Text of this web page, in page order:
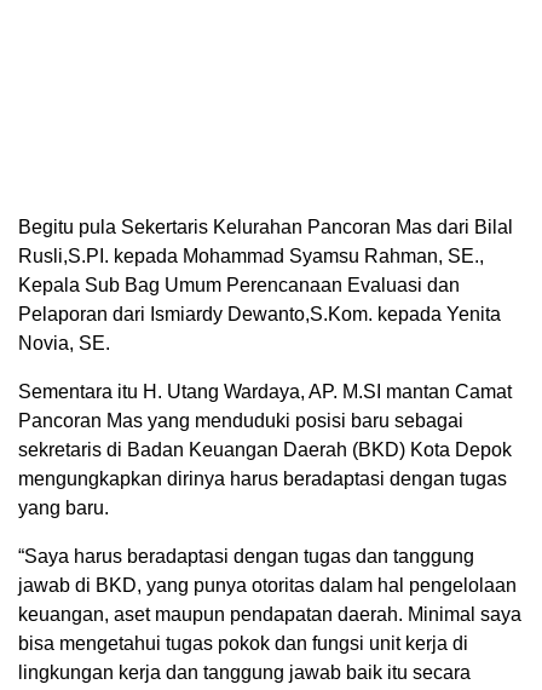
Begitu pula Sekertaris Kelurahan Pancoran Mas dari Bilal
Rusli,S.PI. kepada Mohammad Syamsu Rahman, SE.,
Kepala Sub Bag Umum Perencanaan Evaluasi dan
Pelaporan dari Ismiardy Dewanto,S.Kom. kepada Yenita
Novia, SE.
Sementara itu H. Utang Wardaya, AP. M.SI mantan Camat
Pancoran Mas yang menduduki posisi baru sebagai
sekretaris di Badan Keuangan Daerah (BKD) Kota Depok
mengungkapkan dirinya harus beradaptasi dengan tugas
yang baru.
“Saya harus beradaptasi dengan tugas dan tanggung
jawab di BKD, yang punya otoritas dalam hal pengelolaan
keuangan, aset maupun pendapatan daerah. Minimal saya
bisa mengetahui tugas pokok dan fungsi unit kerja di
lingkungan kerja dan tanggung jawab baik itu secara